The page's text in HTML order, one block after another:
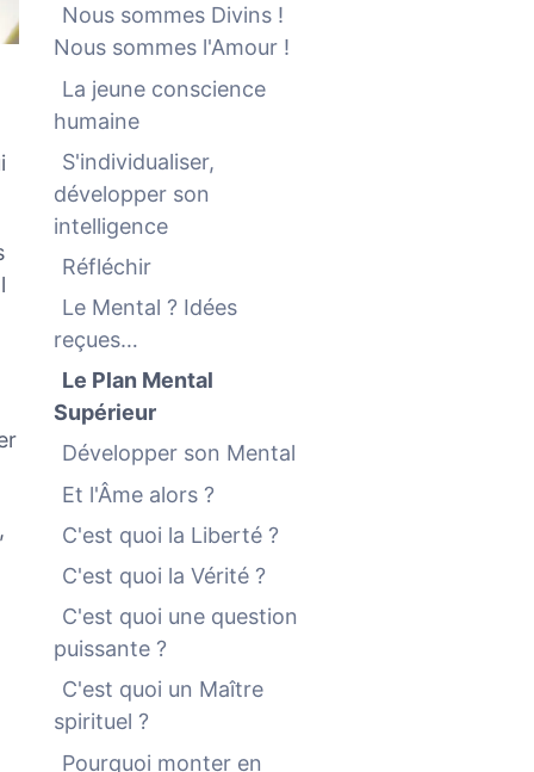
Nous sommes Divins !
Nous sommes l'Amour !
La jeune conscience
humaine
S'individualiser,
développer son
intelligence
Réfléchir
Le Mental ? Idées
reçues…
Le Plan Mental
Supérieur
Développer son Mental
Et l'Âme alors ?
C'est quoi la Liberté ?
C'est quoi la Vérité ?
C'est quoi une question
puissante ?
C'est quoi un Maître
spirituel ?
Pourquoi monter en